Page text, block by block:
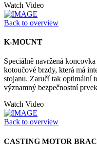
Watch Video
Back to overview
K-MOUNT
Speciálně navržená
kotoučové brzdy, která má
stojanu. Zaručí tak optimální
významný bezpečnostní
Watch Video
Back to overview
CASTING MOTOR